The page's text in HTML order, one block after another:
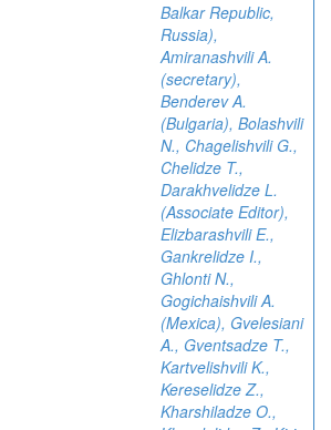
Balkar Republic,
Russia),
Amiranashvili A.
(secretary),
Benderev A.
(Bulgaria), Bolashvili
N., Chagelishvili G.,
Chelidze T.,
Darakhvelidze L.
(Associate Editor),
Elizbarashvili E.,
Gankrelidze I.,
Ghlonti N.,
Gogichaishvili A.
(Mexica), Gvelesiani
A., Gventsadze T.,
Kartvelishvili K.,
Kereselidze Z.,
Kharshiladze O.,